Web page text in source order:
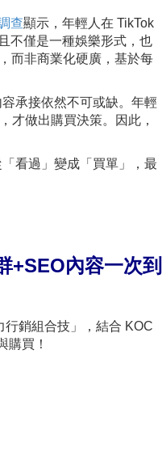
查顯示，年輕人在 TikTok
不僅是一種娛樂形式，也
而非商業化硬廣，基於每
承接依然不可或缺。年輕
才做出購買決策。因此，
看過」變成「買單」，最
+SEO內容一次到
銷組合技」，結合 KOC
購買！